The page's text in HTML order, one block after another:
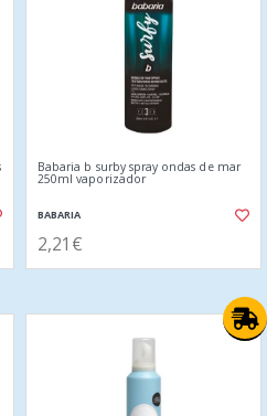
Babaria b surby spray ondas de mar
250ml vaporizador
BABARIA
2,21€